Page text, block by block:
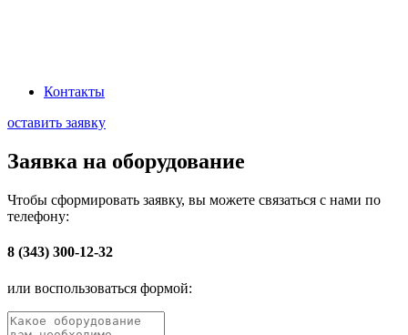
Контакты
оставить заявку
Заявка на оборудование
Чтобы сформировать заявку, вы можете связаться с нами по
телефону:
8 (343) 300-12-32
или воспользоваться формой: